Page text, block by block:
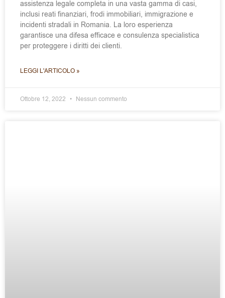
assistenza legale completa in una vasta gamma di casi,
inclusi reati finanziari, frodi immobiliari, immigrazione e
incidenti stradali in Romania. La loro esperienza
garantisce una difesa efficace e consulenza specialistica
per proteggere i diritti dei clienti.
LEGGI L'ARTICOLO »
Ottobre 12, 2022 Nessun commento